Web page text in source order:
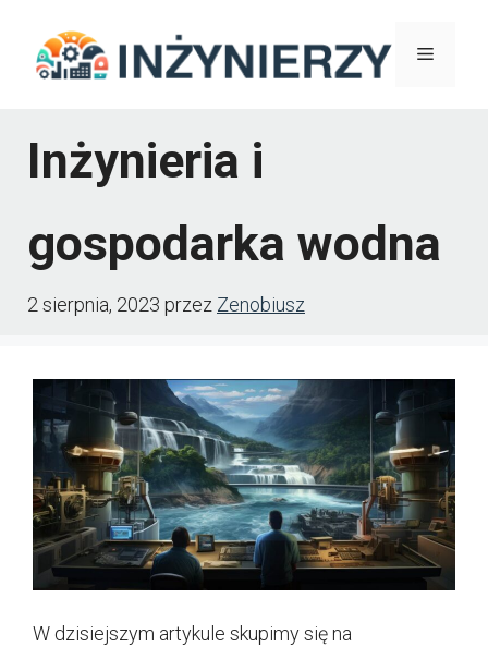
Menu
Inżynieria i
gospodarka wodna
2 sierpnia, 2023 przez Zenobiusz
W dzisiejszym artykule skupimy się na